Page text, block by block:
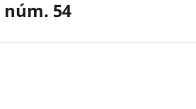
54